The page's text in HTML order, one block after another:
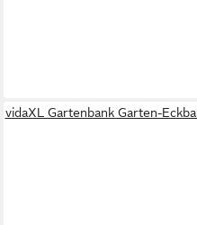
vidaXL Gartenbank Garten-